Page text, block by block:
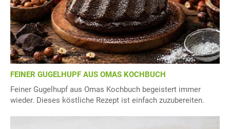
FEINER GUGELHUPF AUS OMAS KOCHBUCH
Feiner Gugelhupf aus Omas Kochbuch begeistert immer
wieder. Dieses köstliche Rezept ist einfach zuzubereiten.